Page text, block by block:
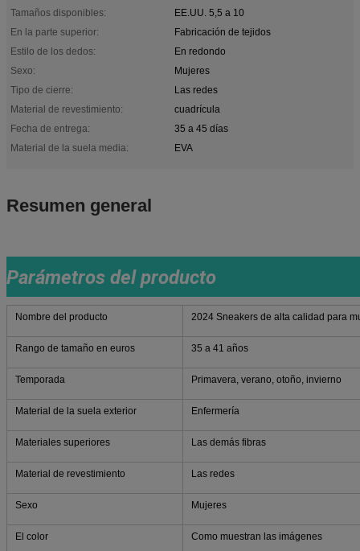
Tamaños disponibles:
EE.UU. 5,5 a 10
En la parte superior:
Fabricación de tejidos
Estilo de los dedos:
En redondo
Sexo:
Mujeres
Tipo de cierre:
Las redes
Material de revestimiento:
cuadrícula
Fecha de entrega:
35 a 45 días
Material de la suela media:
EVA
Resumen general
Parámetros del producto
Nombre del producto 2024 Sneakers de alta calidad para
Rango de tamaño en euros 35 a 41 años
Temporada Primavera, verano, otoño, invierno
Material de la suela exterior Enfermería
Materiales superiores Las demás fibras
Material de revestimiento Las redes
Sexo Mujeres
El color Como muestran las imágenes